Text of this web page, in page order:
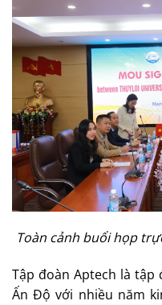
Toàn cảnh buổi họp
Tập đoàn Aptech là
Ấn Độ với nhiều năm